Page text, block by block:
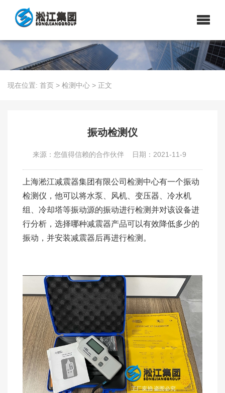
现在位置: 首页 > 检测中心 > 正文
振动检测仪
来源：您值得信赖的合作伙伴 日期：2021-11-9
上海淞江减震器集团有限公司检测中心有一个振动
检测仪，他可以将水泵、风机、变压器、冷水机
组、冷却塔等振动源的振动进行检测并对该设备进
行分析，选择哪种减震器产品可以有效降低多少的
振动，并安装减震器后再进行检测。